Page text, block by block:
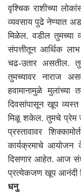
वृश्चिक राशीच्या
व्यवसाय पुढे नेण्यात
मिळेल. वडील तुमच्या
संपत्तीतून आर्थिक
चढ-उतार असतील.
तुमच्यावर नाराज
हवामानामुळे मुलांच्या
दिवसांपासून खूप
मिळू शकेल. तुमचे प्रेम
प्रस्तावावर
कार्यक्रमाचे
दिसणार आहेत. आज
प्रत्येकजण खूप आनंदी
धनु